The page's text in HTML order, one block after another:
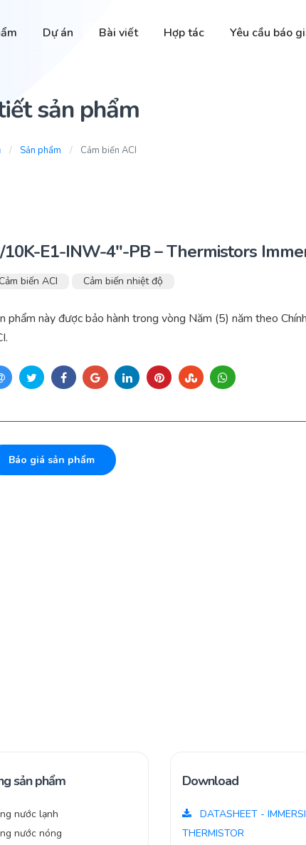
Dự án Bài viết Hợp tác Yêu cầu báo
sản phẩm
Sản phẩm Cảm biến ACI
E1-INW-4″-PB – Thermistors
biến ACI Cảm biến nhiệt độ
phẩm này được bảo hành trong vòng Năm (5) năm theo
Báo giá sản phẩm
sản phẩm
nước lạnh
nước nóng
Download
DATASHEET -
THERMISTOR